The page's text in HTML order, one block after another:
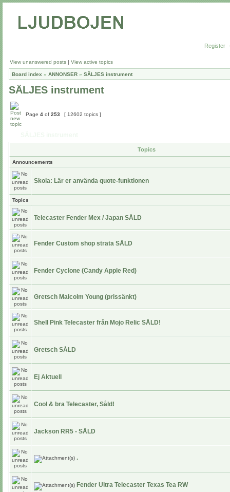
Register
View unanswered posts | View active topics
Board index » ANNONSER » SÄLJES instrument
SÄLJES instrument
Page 4 of 253 [ 12602 topics ]
Topics
Announcements
Skola: Lär er använda quote-funktionen
Topics
Telecaster Fender Mex / Japan SÅLD
Fender Custom shop strata SÅLD
Fender Cyclone (Candy Apple Red)
Gretsch Malcolm Young (prissänkt)
Shell Pink Telecaster från Mojo Relic SÅLD!
Gretsch SÅLD
Ej Aktuell
Cool & bra Telecaster, Såld!
Jackson RR5 - SÅLD
.
Fender Ultra Telecaster Texas Tea RW